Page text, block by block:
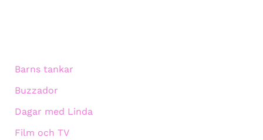
Barns tankar
Buzzador
Dagar med Linda
Film och TV